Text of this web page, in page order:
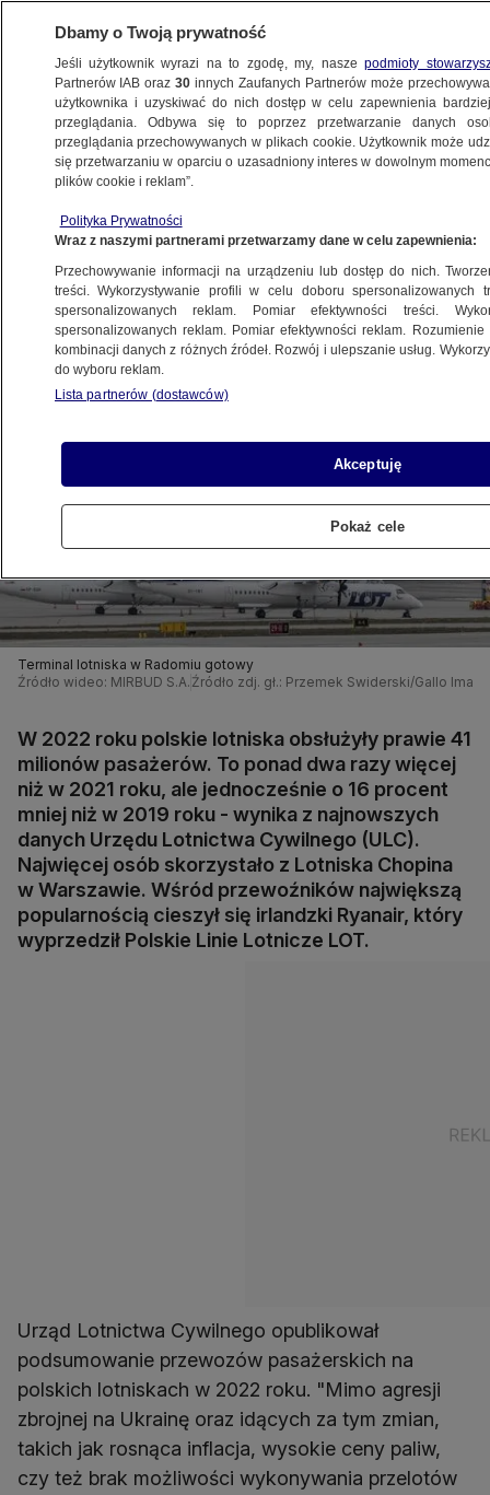
BIZNES
TURYSTYKA
Wyraźny lider
18.04.2023, 13:52
Udostępnij
Terminal lotniska w Radomiu gotowy
Źródło wideo: MIRBUD S.A. Źródło zdj. gł.: Przemek Swiderski/Gallo
W 2022 roku polskie lotniska obsłużyły prawie 41
milionów pasażerów. To ponad dwa razy więcej
niż w 2021 roku, ale jednocześnie o 16 procent
mniej niż w 2019 roku - wynika z najnowszych
danych Urzędu Lotnictwa Cywilnego (ULC).
Najwięcej osób skorzystało z Lotniska Chopina
w Warszawie. Wśród przewoźników największą
popularnością cieszył się irlandzki Ryanair, który
wyprzedził Polskie Linie Lotnicze LOT.
Urząd Lotnictwa Cywilnego opublikował
podsumowanie przewozów pasażerskich na
polskich lotniskach w 2022 roku. "Mimo agresji
zbrojnej na Ukrainę oraz idących za tym zmian,
takich jak rosnąca inflacja, wysokie ceny paliw,
czy też brak możliwości wykonywania przelotów
Dbamy o Twoją prywatność
Jeśli użytkownik wyrazi na to zgodę, my, naszepodmioty
Partnerów IAB oraz30 innych Zaufanych Partnerów może
użytkownika i uzyskiwać do nich dostęp w celu zapewnienia
przeglądania. Odbywa się to poprzez przetwarzanie danych
przeglądania przechowywanych w plikach cookie. Użytkownik może
się przetwarzaniu w oparciu o uzasadniony interes w dowolnym
plików cookie i reklam”.
Polityka Prywatności
Wraz z naszymi partnerami przetwarzamy dane w celu zapewnienia:
Przechowywanie informacji na urządzeniu lub dostęp do nich.
treści. Wykorzystywanie profili w celu doboru spersonalizowanych
spersonalizowanych reklam. Pomiar efektywności treści.
spersonalizowanych reklam. Pomiar efektywności reklam.
kombinacji danych z różnych źródeł. Rozwój i ulepszanie usług.
do wyboru reklam.
Lista partnerów (dostawców)
Akceptuję
Pokaż cele